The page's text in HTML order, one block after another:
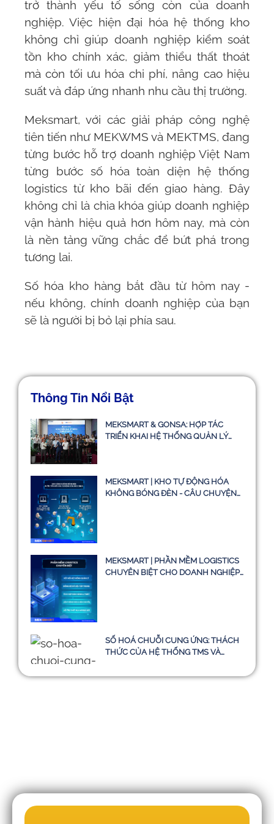
trở thành yếu tố sống còn của doanh
nghiệp. Việc hiện đại hóa hệ thống kho
không chỉ giúp doanh nghiệp kiểm soát
tồn kho chính xác, giảm thiểu thất thoát
mà còn tối ưu hóa chi phí, nâng cao hiệu
suất và đáp ứng nhanh nhu cầu thị trường.
Meksmart, với các giải pháp công nghệ
tiên tiến như MEKWMS và MEKTMS, đang
từng bước hỗ trợ doanh nghiệp Việt Nam
từng bước số hóa toàn diện hệ thống
logistics từ kho bãi đến giao hàng. Đây
không chỉ là chìa khóa giúp doanh nghiệp
vận hành hiệu quả hơn hôm nay, mà còn
là nền tảng vững chắc để bứt phá trong
tương lai.
Số hóa kho hàng bắt đầu từ hôm nay -
nếu không, chính doanh nghiệp của bạn
sẽ là người bị bỏ lại phía sau.
Thông Tin Nổi Bật
MEKSMART & GONSA: HỢP TÁC
TRIỂN KHAI HỆ THỐNG QUẢN LÝ
MEKSMART | KHO TỰ ĐỘNG HÓA
KHÔNG BÓNG ĐÈN - CÂU CHUYỆN
MEKSMART | PHẦN MỀM LOGISTICS
CHUYÊN BIỆT CHO DOANH NGHIỆP
SỐ HOÁ CHUỖI CUNG ỨNG: THÁCH
THỨC CỦA HỆ THỐNG TMS VÀ
2030